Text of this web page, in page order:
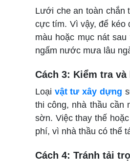
Lưới che an toàn chắn
cực tím. Vì vậy, để kéo
màu hoặc mục nát
ngấm nước mưa lâu
Cách 3: Kiểm tra
Loại vật tư xây dựng
thi công, nhà thầu cần
sờn. Việc thay thế
phí, vì nhà thầu có thể
Cách 4: Tránh tải